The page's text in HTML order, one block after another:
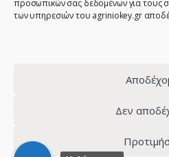
προσωπικών σας δεδομένων για τους
των υπηρεσιών του agriniokey.gr
Δεν
Do you have
© 2021 - Agrinio Key - All Rights